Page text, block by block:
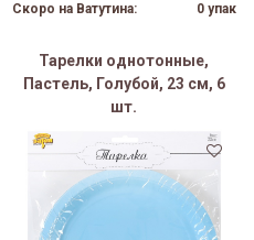
Скоро на Ватутина:
0 упак
Тарелки однотонные,
Пастель, Голубой, 23 см, 6
шт.